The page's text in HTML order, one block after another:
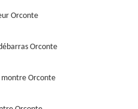
Orconte
Orconte
Orconte